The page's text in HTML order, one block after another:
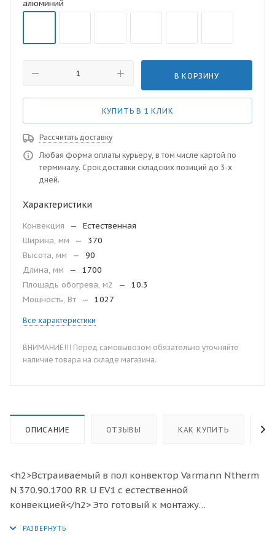
алюминий
В КОРЗИНУ
КУПИТЬ В 1 КЛИК
Рассчитать доставку
Любая форма оплаты курьеру, в том числе картой по
терминалу. Срок доставки складских позиций до 3-х
дней.
Характеристики
Конвекция —
Естественная
Ширина, мм
—
370
Высота, мм
—
90
Длина, мм
—
1700
Площадь обогрева, м2
—
10.3
Мощность, Вт
— 1027
Все характеристики
ВНИМАНИЕ!!! Перед самовывозом обязательно уточняйте
наличие товара на складе магазина.
ОПИСАНИЕ ОТЗЫВЫ КАК КУПИТЬ
<h2>Встраиваемый в пол конвектор Varmann Ntherm
N 370.90.1700 RR U EV1 с естественной
конвекцией</h2> Это готовый к монтажу
изоляции от холодного воздуха больших, доходящих